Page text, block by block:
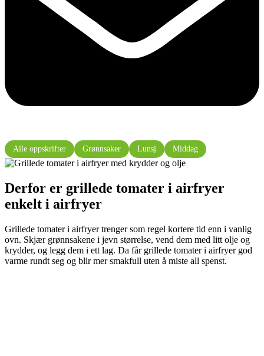
Alle oppskrifter Grønnsaker Lunsj Middag
Derfor er grillede tomater i airfryer
enkelt i airfryer
Grillede tomater i airfryer trenger som regel kortere tid enn i vanlig
ovn. Skjær grønnsakene i jevn størrelse, vend dem med litt olje og
krydder, og legg dem i ett lag. Da får grillede tomater i airfryer god
varme rundt seg og blir mer smakfull uten å miste all spenst.